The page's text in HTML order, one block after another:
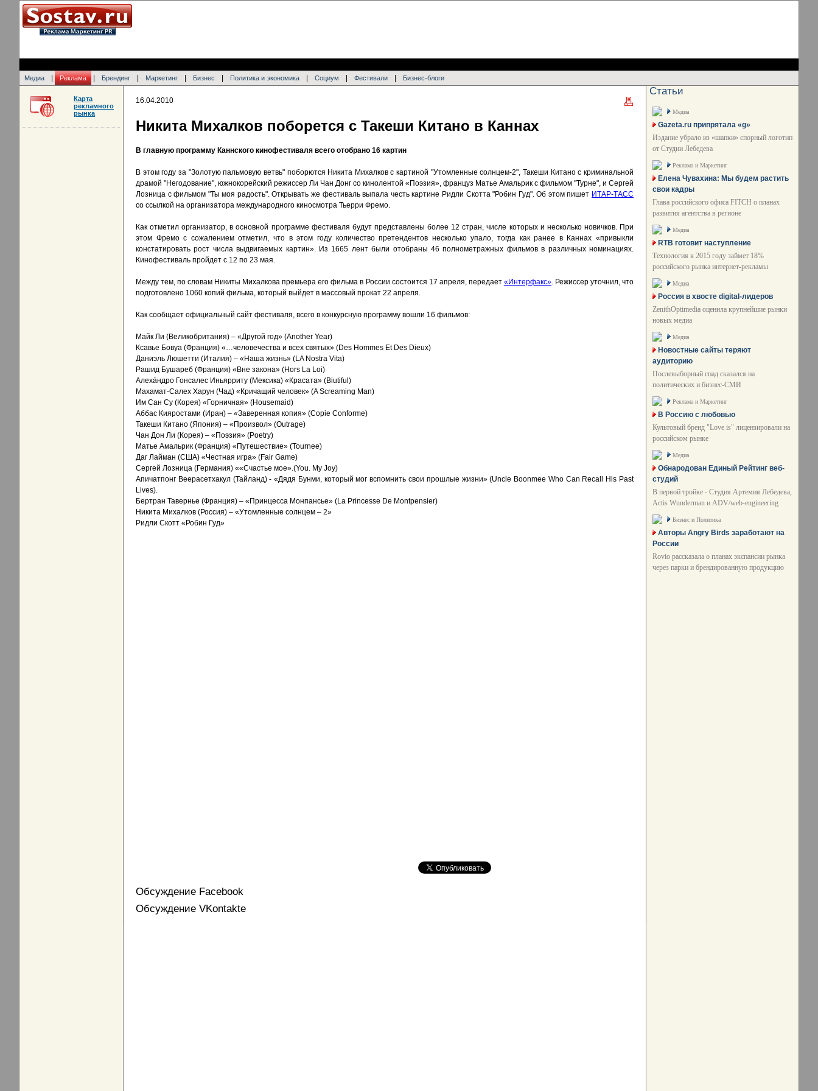
Медиа Реклама Брендинг Маркетинг Бизнес Политика и экономика Социум Фестивали Бизнес-блоги
16.04.2010
Никита Михалков поборется с Такеши Китано в Каннах
В главную программу Каннского кинофестиваля всего отобрано 16 картин
В этом году за "Золотую пальмовую ветвь" поборются Никита Михалков с картиной "Утомленные солнцем-2", Такеши Китано с криминальной
драмой "Негодование", южнокорейский режиссер Ли Чан Донг со кинолентой «Поэзия», француз Матье Амальрик с фильмом "Турне", и Сергей
Лозница с фильмом "Ты моя радость". Открывать же фестиваль выпала честь картине Ридли Скотта "Робин Гуд". Об этом пишет ИТАР-ТАСС
со ссылкой на организатора международного киносмотра Тьерри Фремо.
Как отметил организатор, в основной программе фестиваля будут представлены более 12 стран, числе которых и несколько новичков. При
этом Фремо с сожалением отметил, что в этом году количество претендентов несколько упало, тогда как ранее в Каннах «привыкли
констатировать рост числа выдвигаемых картин». Из 1665 лент были отобраны 46 полнометражных фильмов в различных номинациях.
Кинофестиваль пройдет с 12 по 23 мая.
Между тем, по словам Никиты Михалкова премьера его фильма в России состоится 17 апреля, передает «Интерфакс». Режиссер уточнил, что
подготовлено 1060 копий фильма, который выйдет в массовый прокат 22 апреля.
Как сообщает официальный сайт фестиваля, всего в конкурсную программу вошли 16 фильмов:
Майк Ли (Великобритания) – «Другой год» (Another Year)
Ксавье Бовуа (Франция) «…человечества и всех святых» (Des Hommes Et Des Dieux)
Даниэль Люшетти (Италия) – «Наша жизнь» (LA Nostra Vita)
Рашид Бушареб (Франция) «Вне закона» (Hors La Loi)
Алехáндро Гонсалес Иньярриту (Мексика) «Красата» (Biutiful)
Махамат-Салех Харун (Чад) «Кричащий человек» (A Screaming Man)
Им Сан Су (Корея) «Горничная» (Housemaid)
Аббас Кияростами (Иран) – «Заверенная копия» (Copie Conforme)
Такеши Китано (Япония) – «Произвол» (Outrage)
Чан Дон Ли (Корея) – «Поэзия» (Poetry)
Матье Амальрик (Франция) «Путешествие» (Tournee)
Даг Лайман (США) «Честная игра» (Fair Game)
Сергей Лозница (Германия) ««Счастье мое».(You. My Joy)
Апичатпонг Веерасетхакул (Тайланд) - «Дядя Бунми, который мог вспомнить свои прошлые жизни» (Uncle Boonmee Who Can Recall His Past
Lives).
Бертран Тавернье (Франция) – «Принцесса Монпансье» (La Princesse De Montpensier)
Никита Михалков (Россия) – «Утомленные солнцем – 2»
Ридли Скотт «Робин Гуд»
Обсуждение Facebook
Обсуждение VKontakte
Карта
рекламного
рынка
Статьи
Медиа
Gazeta.ru припрятала «g»
Издание убрало из «шапки» спорный логотип
от Студии Лебедева
Реклама и Маркетинг
Елена Чувахина: Мы будем растить
свои кадры
Глава российского офиса FITCH о планах
развития агентства в регионе
Медиа
RTB готовит наступление
Технология к 2015 году займет 18%
российского рынка интернет-рекламы
Медиа
Россия в хвосте digital-лидеров
ZenithOptimedia оценила крупнейшие рынки
новых медиа
Медиа
Новостные сайты теряют
аудиторию
Послевыборный спад сказался на
политических и бизнес-СМИ
Реклама и Маркетинг
В Россию с любовью
Культовый бренд "Love is" лицензировали на
российском рынке
Медиа
Обнародован Единый Рейтинг веб-
студий
В первой тройке - Студия Артемия Лебедева,
Actis Wunderman и ADV/web-engineering
Бизнес и Политика
Авторы Angry Birds заработают на
России
Rovio рассказала о планах экспансии рынка
через парки и брендированную продукцию